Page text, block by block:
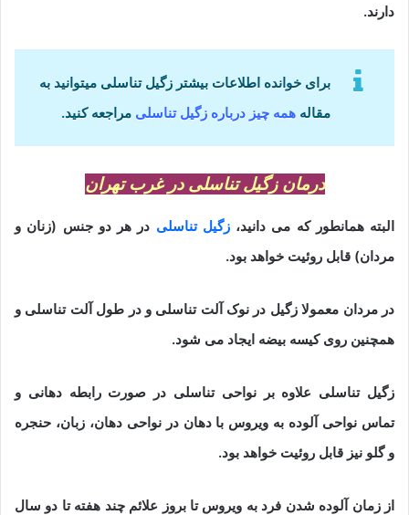
دارند.
برای خوانده اطلاعات بیشتر زگیل تناسلی میتوانید به
مقاله همه چیز درباره زگیل تناسلی مراجعه کنید.
درمان زگیل تناسلی در غرب تهران
البته همانطور که می دانید،زگیل تناسلی در هر دو جنس (زنان و
مردان) قابل روئیت خواهد بود.
در مردان معمولا زگیل در نوک آلت تناسلی و در طول آلت تناسلی و
همچنین روی کیسه بیضه ایجاد می شود.
زگیل تناسلی علاوه بر نواحی تناسلی در صورت رابطه دهانی و
تماس نواحی آلوده به ویروس با دهان در نواحی دهان، زبان، حنجره
و گلو نیز قابل روئیت خواهد بود.
از زمان آلوده شدن فرد به ویروس تا بروز علائم چند هفته تا دو سال